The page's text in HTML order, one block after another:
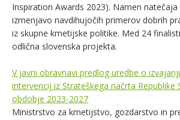
Inspiration Awards 2023). Namen natečaja
izmenjavo navdihujočih primerov dobrih
iz skupne kmetijske politike. Med 24
odlična slovenska projekta.
V javni obravnavi predlog uredbe o
intervencij iz Strateškega načrta Republike
obdobje 2023-2027
Ministrstvo za kmetijstvo, gozdarstvo in